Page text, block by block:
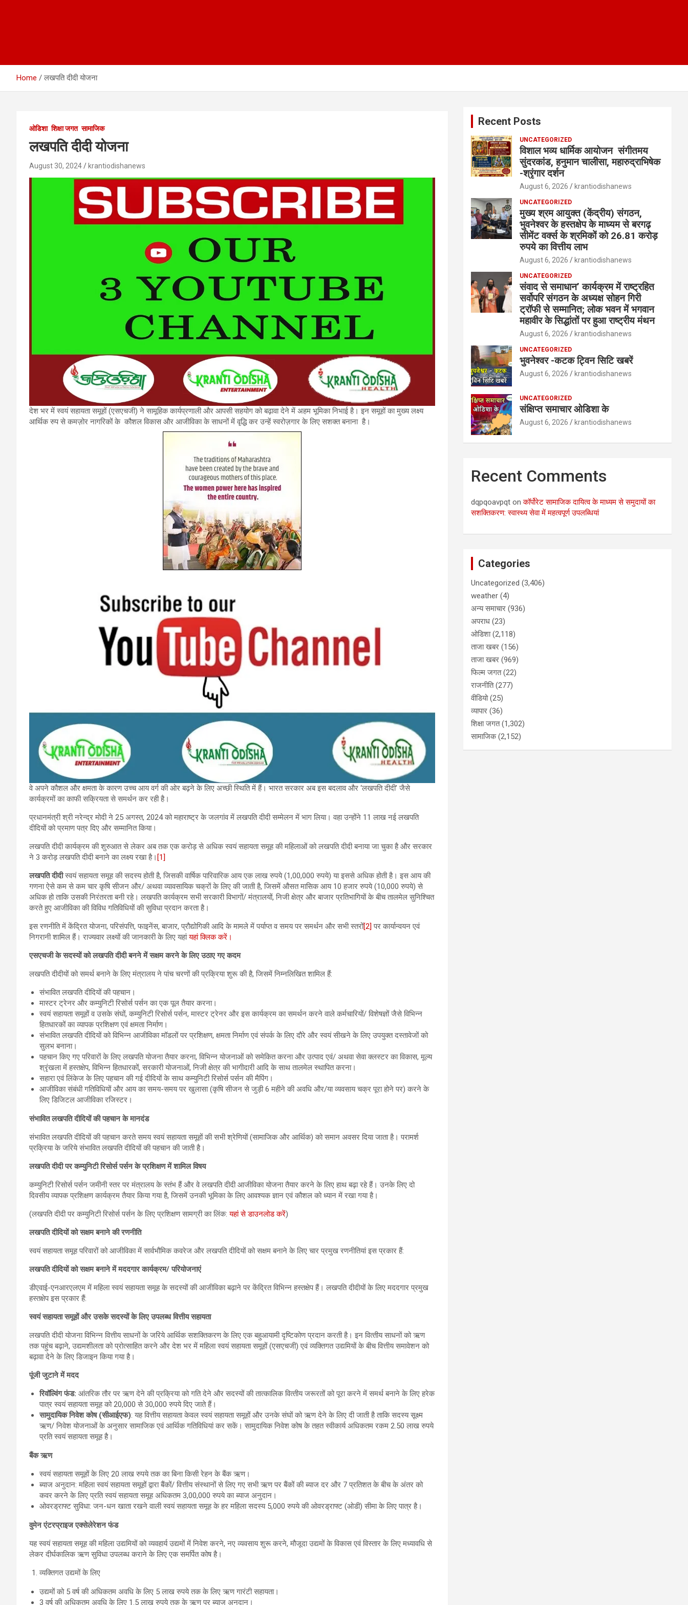
Home लखपति दीदी योजना
ओडिशा शिक्षा जगत सामाजिक
लखपति दीदी योजना
August 30, 2024 krantiodishanews
देश भर में स्वयं सहायता समूहों (एसएचजी) ने सामूहिक कार्यप्रणाली और आपसी सहयोग को बढ़ावा देने में अहम भूमिका निभाई है। इन समूहों का मुख्य लक्ष्य
आर्थिक रुप से कमज़ोर नागरिकों के कौशल विकास और आजीविका के साधनों में वृद्धि कर उन्हें स्वरोज़गार के लिए सशक्त बनाना है।
वे अपने कौशल और क्षमता के कारण उच्च आय वर्ग की ओर बढ़ने के लिए अच्छी स्थिति में हैं। भारत सरकार अब इस बदलाव और ‘लखपति दीदी’ जैसे
कार्यक्रमों का काफी सक्रियता से समर्थन कर रही है।
प्रधानमंत्री श्री नरेन्द्र मोदी ने 25 अगस्त, 2024 को महाराष्ट्र के जलगांव में लखपति दीदी सम्मेलन में भाग लिया। वहा उन्होंने 11 लाख नई लखपति
दीदियों को प्रमाण पत्र दिए और सम्मानित किया।
लखपति दीदी कार्यक्रम की शुरुआत से लेकर अब तक एक करोड़ से अधिक स्वयं सहायता समूह की महिलाओं को लखपति दीदी बनाया जा चुका है और सरकार
ने 3 करोड़ लखपति दीदी बनाने का लक्ष्य रखा है। [1]
लखपति दीदीस्वयं सहायता समूह की सदस्य होती है, जिसकी वार्षिक पारिवारिक आय एक लाख रुपये (1,00,000 रुपये) या इससे अधिक होती है। इस आय की
गणना ऐसे कम से कम चार कृषि सीजन और/ अथवा व्यावसायिक चक्रों के लिए की जाती है, जिसमें औसत मासिक आय 10 हजार रुपये (10,000 रुपये) से
अधिक हो ताकि उसकी निरंतरता बनी रहे। लखपति कार्यक्रम सभी सरकारी विभागों/ मंत्रालयों, निजी क्षेत्र और बाजार प्रतिभागियों के बीच तालमेल सुनिश्चित
करते हुए आजीविका की विविध गतिविधियों की सुविधा प्रदान करता है।
इस रणनीति में केंद्रित योजना, परिसंपत्ति, फाइनेंस, बाजार, प्रौद्योगिकी आदि के मामले में पर्याप्त व समय पर समर्थन और सभी स्तरों[2] पर कार्यान्वयन एवं
निगरानी शामिल हैं। राज्यवार लक्ष्यों की जानकारी के लिए यहांयहां क्लिक करें।
एसएचजी के सदस्यों को लखपति दीदी बनने में सक्षम करने के लिए उठाए गए कदम
लखपति दीदीयों को समर्थ बनाने के लिए मंत्रालय ने पांच चरणों की प्रक्रिया शुरू की है, जिसमें निम्नलिखित शामिल हैं:
संभावित लखपति दीदियों की पहचान।
मास्टर ट्रेनर और कम्‍युनिटी रिसोर्स पर्सन का एक पूल तैयार करना।
स्वयं सहायता समूहों व उसके संघों, कम्‍युनिटी रिसोर्स पर्सन, मास्टर ट्रेनर और इस कार्यक्रम का समर्थन करने वाले कर्मचारियों/ विशेषज्ञों जैसे विभिन्न
हितधारकों का व्यापक प्रशिक्षण एवं क्षमता निर्माण।
संभावित लखपति दीदियों को विभिन्न आजीविका मॉडलों पर प्रशिक्षण, क्षमता निर्माण एवं संपर्क के लिए दौरे और स्‍वयं सीखने के लिए उपयुक्‍त दस्तावेजों को
सुलभ बनाना।
पहचान किए गए परिवारों के लिए लखपति योजना तैयार करना, विभिन्‍न योजनाओं को समेकित करना और उत्पाद एवं/ अथवा सेवा क्‍लस्‍टर का विकास, मूल्य
श्रृंखला में हस्तक्षेप, विभिन्न हितधारकों, सरकारी योजनाओं, निजी क्षेत्र की भागीदारी आदि के साथ तालमेल स्थापित करना।
सहारा एवं लिंकेज के लिए पहचान की गई दीदियों के साथ कम्‍युनिटी रिसोर्स पर्सन की मैपिंग।
आजीविका संबंधी गतिविधियों और आय का समय-समय पर खुलासा (कृषि सीजन से जुड़ी 6 महीने की अवधि और/या व्यवसाय चक्र पूरा होने पर) करने के
लिए डिजिटल आजीविका रजिस्टर।
संभावित लखपति दीदियों की पहचान के मानदंड
संभावित लखपति दीदियों की पहचान करते समय स्‍वयं सहायता समूहों की सभी श्रेणियों (सामाजिक और आर्थिक) को समान अवसर दिया जाता है। परामर्श
प्रक्रिया के जरिये संभावित लखपति दीदियों की पहचान की जाती है।
लखपति दीदी पर कम्‍युनिटी रिसोर्स पर्सन के प्रशिक्षण में शामिल विषय
कम्‍युनिटी रिसोर्स पर्सन जमीनी स्‍तर पर मंत्रालय के स्‍तंभ हैं और वे लखपति दीदी आजीविका योजना तैयार करने के लिए हाथ बढ़ा रहे हैं। उनके लिए दो
दिवसीय व्यापक प्रशिक्षण कार्यक्रम तैयार किया गया है, जिसमें उनकी भूमिका के लिए आवश्यक ज्ञान एवं कौशल को ध्यान में रखा गया है।
(लखपति दीदी पर कम्‍युनिटी रिसोर्स पर्सन के लिए प्रशिक्षण सामग्री का लिंक:यहां से डाउनलोड करें)
लखपति दीदियों को सक्षम बनाने की रणनीति
स्वयं सहायता समूह परिवारों को आजीविका में सार्वभौमिक कवरेज और लखपति दीदियों को सक्षम बनाने के लिए चार प्रमुख रणनीतियां इस प्रकार हैं:
लखपति दीदियों को सक्षम बनाने में मददगार कार्यक्रम/ परियोजनाएं
डीएवाई-एनआरएलएम में महिला स्वयं सहायता समूह के सदस्यों की आजीविका बढ़ाने पर केंद्रित विभिन्‍न हस्तक्षेप हैं। लखपति दीदीयों के लिए मददगार प्रमुख
हस्‍तक्षेप इस प्रकार हैं:
स्वयं सहायता समूहों और उसके सदस्यों के लिए उपलब्ध वित्तीय सहायता
लखपति दीदी योजना विभिन्न वित्तीय साधनों के जरिये आर्थिक सशक्तिकरण के लिए एक बहुआयामी दृष्टिकोण प्रदान करती है। इन वित्‍तीय साधनों को ऋण
तक पहुंच बढ़ाने, उद्यमशीलता को प्रोत्साहित करने और देश भर में महिला स्वयं सहायता समूहों (एसएचजी) एवं व्यक्तिगत उद्यमियों के बीच वित्तीय समावेशन को
बढ़ावा देने के लिए डिजाइन किया गया है।
पूंजी जुटाने में मदद
रिवॉल्विंग फंड: आंतरिक तौर पर ऋण देने की प्रक्रिया को गति देने और सदस्यों की तात्‍कालिक वित्‍तीय जरूरतों को पूरा करने में समर्थ बनाने के लिए हरेक
पात्र स्‍वयं सहायता समूह को 20,000 से 30,000 रुपये दिए जाते हैं।
सामुदायिक निवेश कोष (सीआईएफ): यह वित्तीय सहायता केवल स्‍वयं सहायता समूहों और उनके संघों को ऋण देने के लिए दी जाती है ताकि सदस्य सूक्ष्‍म
ऋण/ निवेश योजनाओं के अनुसार सामाजिक एवं आर्थिक गतिविधियां कर सकें। सामुदायिक निवेश कोष के तहत स्वीकार्य अधिकतम रकम 2.50 लाख रुपये
प्रति स्‍वयं सहायता समूह है।
बैंक ऋण
स्वयं सहायता समूहों के लिए 20 लाख रुपये तक का बिना किसी रेहन के बैंक ऋण।
ब्याज अनुदान: महिला स्वयं सहायता समूहों द्वारा बैंकों/ वित्तीय संस्थानों से लिए गए सभी ऋण पर बैंकों की ब्‍याज दर और 7 प्रतिशत के बीच के अंतर को
कवर करने के लिए प्रति स्वयं सहायता समूह अधिकतम 3,00,000 रुपये का ब्याज अनुदान।
ओवरड्राफ्ट सुविधा: जन-धन खाता रखने वाली स्वयं सहायता समूह के हर महिला सदस्य 5,000 रुपये की ओवरड्राफ्ट (ओडी) सीमा के लिए पात्र है।
वुमेन एंटरप्राइज एक्‍सेलेरेशन फंड
यह स्वयं सहायता समूह की महिला उद्यमियों को व्यवहार्य उद्यमों में निवेश करने, नए व्यवसाय शुरू करने, मौजूदा उद्यमों के विकास एवं विस्‍तार के लिए मध्‍यावधि से
लेकर दीर्घकालिक ऋण सुविधा उपलब्ध कराने के लिए एक समर्पित कोष है।
व्यक्तिगत उद्यमों के लिए
उद्यमों को 5 वर्ष की अधिकतम अवधि के लिए 5 लाख रुपये तक के लिए ऋण गारंटी सहायता।
3 वर्ष की अधिकतम अवधि के लिए 1.5 लाख रुपये तक के ऋण पर ब्याज अनुदान।
Recent Posts
UNCATEGORIZED
विशाल भव्य धार्मिक आयोजन संगीतमय
सुंदरकांड, हनुमान चालीसा, महारुद्राभिषेक
-श्रृंगार दर्शन
August 6, 2026 krantiodishanews
UNCATEGORIZED
मुख्य श्रम आयुक्त (केंद्रीय) संगठन,
भुवनेश्वर के हस्तक्षेप के माध्यम से बरगढ़
सीमेंट वर्क्स के श्रमिकों को 26.81 करोड़
रुपये का वित्तीय लाभ
August 6, 2026 krantiodishanews
UNCATEGORIZED
संवाद से समाधान’ कार्यक्रम में राष्ट्रहित
सर्वोपरि संगठन के अध्यक्ष सोहन गिरी
ट्रॉफी से सम्मानित; लोक भवन में भगवान
महावीर के सिद्धांतों पर हुआ राष्ट्रीय मंथन
August 6, 2026 krantiodishanews
UNCATEGORIZED
भुवनेश्वर -कटक ट्विन सिटि खबरें
August 6, 2026 krantiodishanews
UNCATEGORIZED
संक्षिप्त समाचार ओडिशा के
August 6, 2026 krantiodishanews
Recent Comments
dqpqoavpqt onकॉर्पोरेट सामाजिक दायित्व के माध्यम से समुदायों का
सशक्तिकरण: स्वास्थ्य सेवा में महत्वपूर्ण उपलब्धियां
Categories
Uncategorized (3,406)
weather (4)
अन्य समाचार (936)
अपराध (23)
ओडिशा(2,118)
ताजा खबर (156)
ताजा खबर (969)
फिल्म जगत(22)
राजनीति(277)
वीडियो(25)
व्यापार (36)
शिक्षा जगत(1,302)
सामाजिक(2,152)